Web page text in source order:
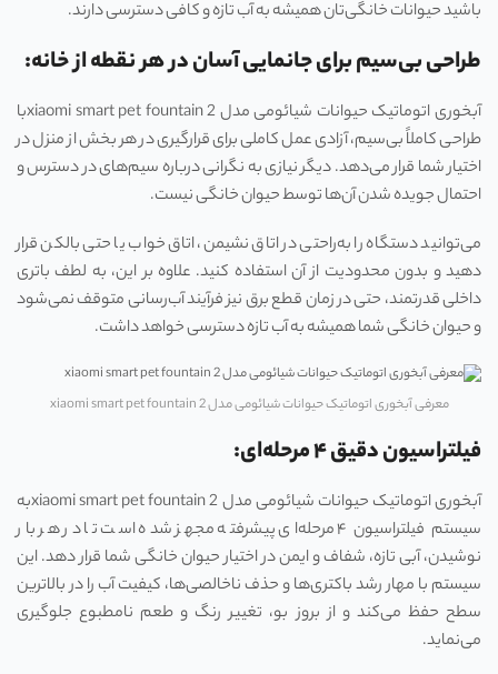
باشید حیوانات خانگی‌تان همیشه به آب تازه و کافی دسترسی دارند.
طراحی بی‌سیم برای جانمایی آسان در هر نقطه از خانه:
آبخوری اتوماتیک حیوانات شیائومی مدل xiaomi smart pet fountain 2با
طراحی کاملاً بی‌سیم، آزادی عمل کاملی برای قرارگیری در هر بخش از منزل در
اختیار شما قرار می‌دهد. دیگر نیازی به نگرانی درباره سیم‌های در دسترس و
احتمال جویده شدن آن‌ها توسط حیوان خانگی نیست.
می‌توانید دستگاه را به‌راحتی در اتاق نشیمن، اتاق خواب یا حتی بالکن قرار
دهید و بدون محدودیت از آن استفاده کنید. علاوه بر این، به لطف باتری
داخلی قدرتمند، حتی در زمان قطع برق نیز فرآیند آب‌رسانی متوقف نمی‌شود
و حیوان خانگی شما همیشه به آب تازه دسترسی خواهد داشت.
معرفی آبخوری اتوماتیک حیوانات شیائومی مدل xiaomi smart pet fountain 2
فیلتراسیون دقیق ۴ مرحله‌ای:
آبخوری اتوماتیک حیوانات شیائومی مدل xiaomi smart pet fountain 2به
سیستم فیلتراسیون ۴ مرحله‌ای پیشرفته مجهز شده است تا در هر بار
نوشیدن، آبی تازه، شفاف و ایمن در اختیار حیوان خانگی شما قرار دهد. این
سیستم با مهار رشد باکتری‌ها و حذف ناخالصی‌ها، کیفیت آب را در بالاترین
سطح حفظ می‌کند و از بروز بو، تغییر رنگ و طعم نامطبوع جلوگیری
می‌نماید.